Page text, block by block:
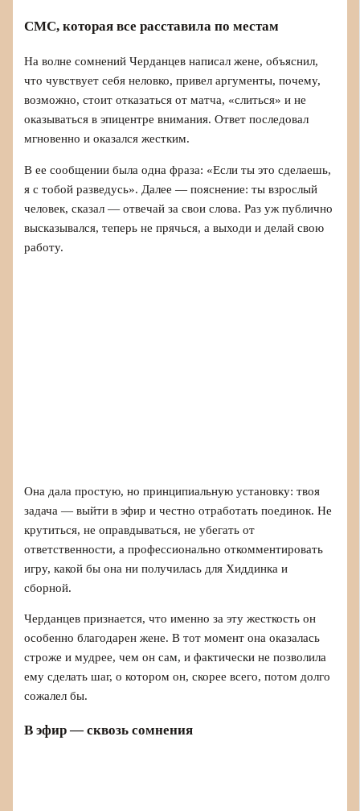
СМС, которая все расставила по местам
На волне сомнений Черданцев написал жене, объяснил,
что чувствует себя неловко, привел аргументы, почему,
возможно, стоит отказаться от матча, «слиться» и не
оказываться в эпицентре внимания. Ответ последовал
мгновенно и оказался жестким.
В ее сообщении была одна фраза: «Если ты это сделаешь,
я с тобой разведусь». Далее — пояснение: ты взрослый
человек, сказал — отвечай за свои слова. Раз уж публично
высказывался, теперь не прячься, а выходи и делай свою
работу.
Она дала простую, но принципиальную установку: твоя
задача — выйти в эфир и честно отработать поединок. Не
крутиться, не оправдываться, не убегать от
ответственности, а профессионально откомментировать
игру, какой бы она ни получилась для Хиддинка и
сборной.
Черданцев признается, что именно за эту жесткость он
особенно благодарен жене. В тот момент она оказалась
строже и мудрее, чем он сам, и фактически не позволила
ему сделать шаг, о котором он, скорее всего, потом долго
сожалел бы.
В эфир — сквозь сомнения